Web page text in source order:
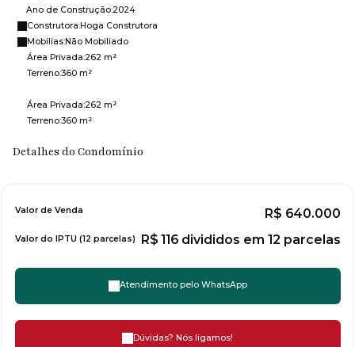
Ano de Construção:2024
Construtora:Hoga Construtora
Mobílias:Não Mobiliado
Área Privada:262 m²
Terreno:360 m²
Área Privada:262 m²
Terreno:360 m²
Detalhes do Condomínio
R$ 640.000
Valor de Venda
Valor do IPTU (12 parcelas) R$ 116 divididos em 12 parcelas
Atendimento pelo WhatsApp
Dúvidas? Nós ligamos!